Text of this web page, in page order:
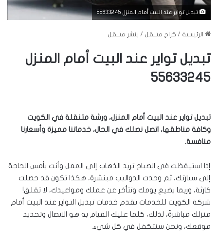
تبديل تواير عند البيت أمام المنزل 55633245
الرئيسية / كراج متنقل / بنشر متنقل
تبديل تواير عند البيت أمام المنزل
55633245
تبديل تواير عند البيت أمام المنزل، ورشة متنقلة في الكويت
وكافة مناطقها، اتصل نصلك في الحال، خدماتنا مميزة وأسعارنا
منافسة.
إذا استيقظت في الصباح تريد الذهاب إلى العمل وأنت بأمس الحاجة
إلى سيارتك، ثم وجدت الدواليب مبنشرة، هكذا تكون قد حصلت
كارثة، وربما يضيع يومك وتتأخر عن عملك ومواعيدك، لا تقلق!
شركة الكويت للخدمات تقدم خدمات تبديل التواير عند البيت أمام
منزلك مباشرةً، لذلك، كلما عليك القيام به هو الاتصال وتحديد
موقعك، ونحن سنتكفل في كل شيء.